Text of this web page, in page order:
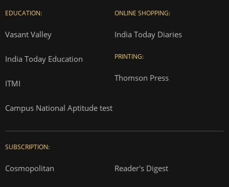
EDUCATION:
Vasant Valley
India Today Education
ITMI
Campus National Aptitude test
ONLINE SHOPPING:
India Today Diaries
PRINTING:
Thomson Press
SUBSCRIPTION:
Cosmopolitan Reader's Digest